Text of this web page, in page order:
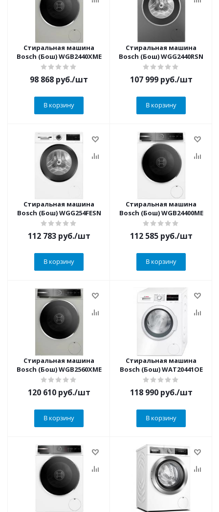
Стиральная машина
Bosch (Бош) WGB2440XME
98 868 руб./шт
В корзину
Стиральная машина
Bosch (Бош) WGG2440RSN
107 999руб./шт
В корзину
Стиральная машина
Bosch (Бош) WGG254FESN
112 783руб./шт
В корзину
Стиральная машина
Bosch (Бош) WGB24400ME
112 585руб./шт
В корзину
Стиральная машина
Bosch (Бош) WGB2560XME
120 610руб./шт
В корзину
Стиральная машина
Bosch (Бош) WAT20441OE
118 990руб./шт
В корзину